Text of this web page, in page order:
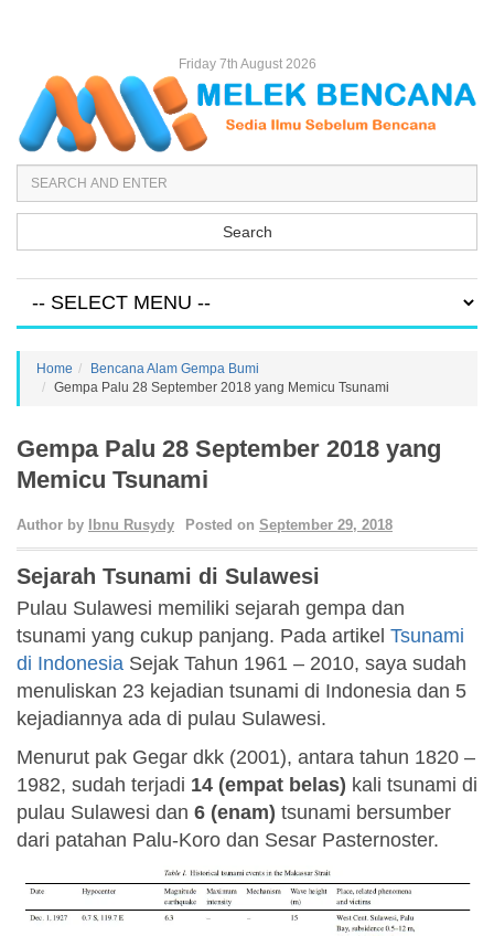
Friday 7th August 2026
Search
Home
Bencana Alam Gempa Bumi
Gempa Palu 28 September 2018 yang Memicu Tsunami
Gempa Palu 28 September 2018 yang
Memicu Tsunami
Author by Ibnu Rusydy Posted on September 29, 2018
Sejarah Tsunami di Sulawesi
Pulau Sulawesi memiliki sejarah gempa dan
tsunami yang cukup panjang. Pada artikel Tsunami
di Indonesia Sejak Tahun 1961 – 2010, saya sudah
menuliskan 23 kejadian tsunami di Indonesia dan 5
kejadiannya ada di pulau Sulawesi.
Menurut pak Gegar dkk (2001), antara tahun 1820 –
1982, sudah terjadi 14 (empat belas) kali tsunami di
pulau Sulawesi dan 6 (enam) tsunami bersumber
dari patahan Palu-Koro dan Sesar Pasternoster.